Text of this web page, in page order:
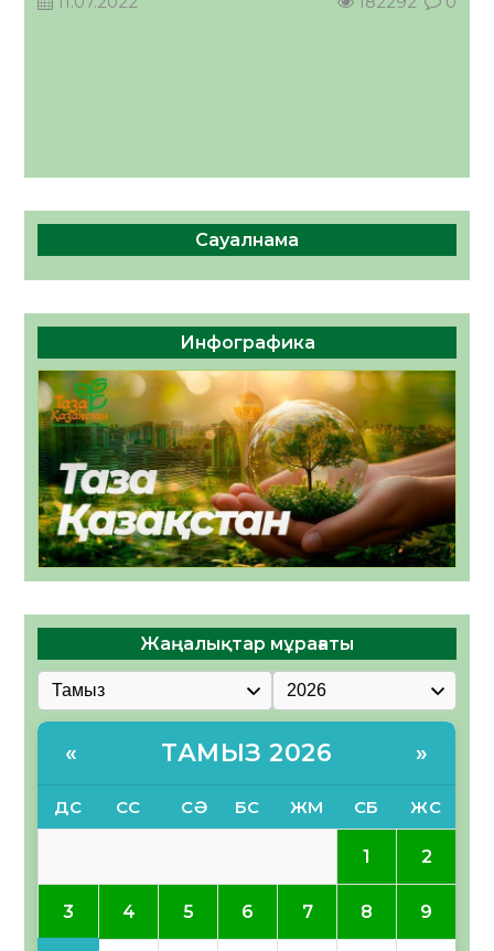
Сауалнама
Инфографика
Жаңалықтар мұрағаты
« ТАМЫЗ 2026 »
ДС СС СӘ БС ЖМ СБ ЖС
1 2
3 4 5 6 7 8 9